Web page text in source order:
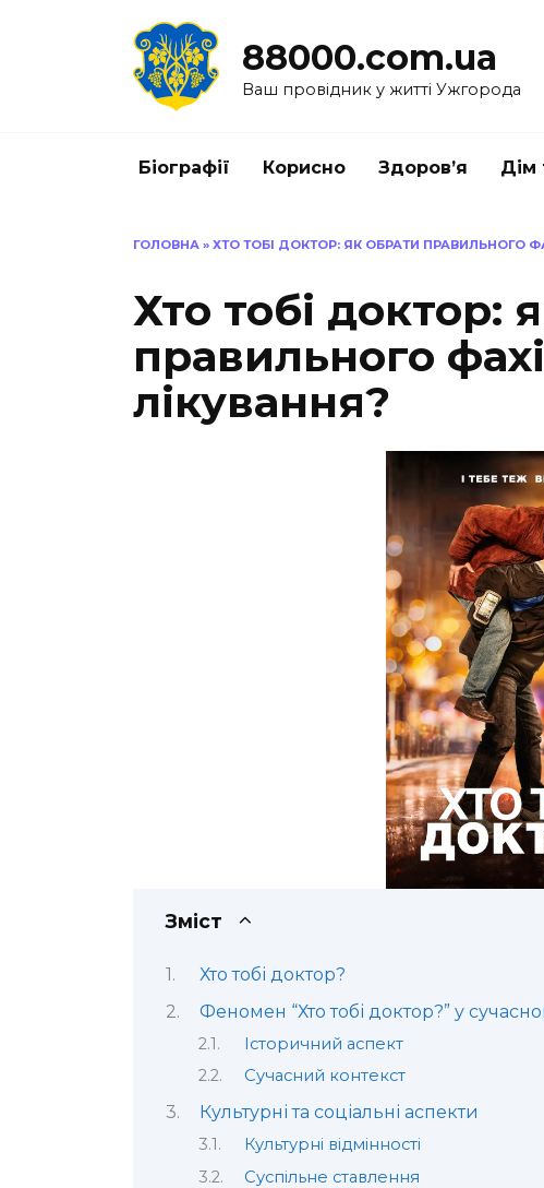
88000.com.ua
Ваш провідник у житті Ужгорода
Біографії Корисно Здоров’я Дім
ГОЛОВНА » ХТО ТОБІ ДОКТОР: ЯК ОБРАТИ ПРАВИЛЬНОГО
Хто тобі доктор:
правильного
лікування?
Зміст
Хто тобі доктор?
Феномен “Хто тобі доктор?” у
Історичний аспект
Сучасний контекст
Культурні та соціальні аспекти
Культурні відмінності
Суспільне ставлення